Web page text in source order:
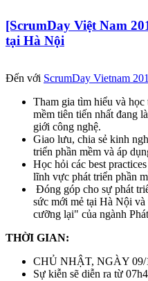
[ScrumDay Việt Nam
tại Hà Nội
Đến với ScrumDay Vietnam
Tham gia tìm hiểu và học
mềm tiên tiến nhất đang
giới công nghệ.
Giao lưu, chia sẻ kinh
triển phần mềm và áp
Học hỏi các best
lĩnh vực phát triển phần
Đóng góp cho sự phát
sức mới mẻ tại Hà Nội
cưỡng lại" của ngành
THỜI GIAN:
CHỦ NHẬT, NGÀY 09/
Sự kiễn sẽ diễn ra từ